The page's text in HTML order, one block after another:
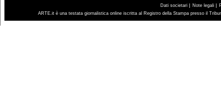
Dati societari Note legali
ARTE.it è una testata giornalistica online iscritta al Registro della Stampa presso il